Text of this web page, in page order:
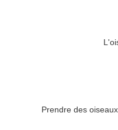
Prendre des